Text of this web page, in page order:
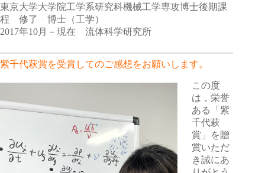
東京大学大学院工学系研究科機械工学専攻博士後期課
程 修了 博士（工学）
2017年10月－現在 流体科学研究所
紫千代萩賞を受賞してのご感想をお願いします。
この度
は，栄誉
ある「紫
千代萩
賞」を贈
賞いただ
き誠にあ